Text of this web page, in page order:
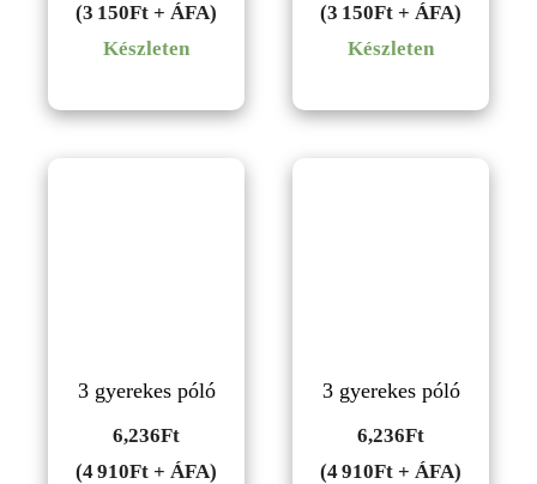
(3 150Ft + ÁFA)
Készleten
(3 150Ft + ÁFA)
Készleten
3 gyerekes póló
6,236Ft
(4 910Ft + ÁFA)
3 gyerekes póló
6,236Ft
(4 910Ft + ÁFA)